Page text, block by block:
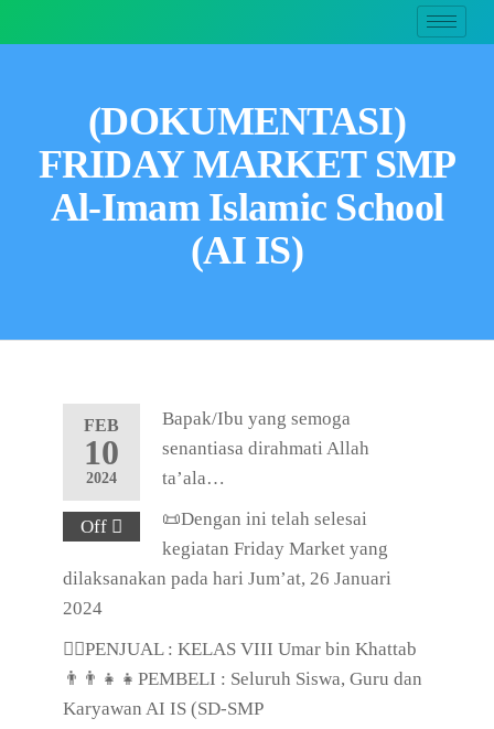
(DOKUMENTASI)
FRIDAY MARKET SMP
Al-Imam Islamic School
(AI IS)
FEB
10
2024
Off
Bapak/Ibu yang semoga
senantiasa dirahmati Allah
ta’ala…
📜Dengan ini telah selesai
kegiatan Friday Market yang
dilaksanakan pada hari Jum’at, 26 Januari
2024
👳‍♀PENJUAL : KELAS VIII Umar bin Khattab
👨‍👨‍👧‍👧PEMBELI : Seluruh Siswa, Guru dan
Karyawan AI IS (SD-SMP